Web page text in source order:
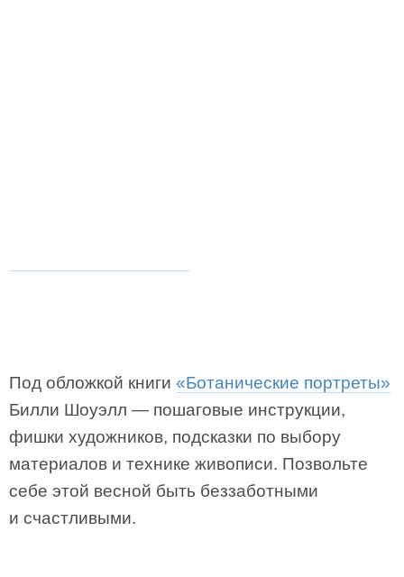
Под обложкой книги «Ботанические портреты»
Билли Шоуэлл — пошаговые инструкции,
фишки художников, подсказки по выбору
материалов и технике живописи. Позвольте
себе этой весной быть беззаботными
и счастливыми.